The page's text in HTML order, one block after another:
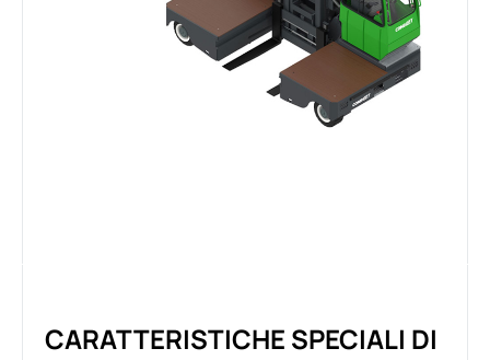
CARATTERISTICHE SPECIALI DI